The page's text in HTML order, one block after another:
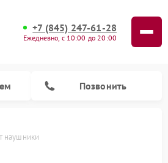
+7 (845) 247-61-28
Ежедневно, с 10:00 до 20:00
Позвонить
наушники